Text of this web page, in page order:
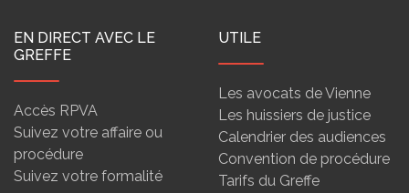
EN DIRECT AVEC LE
GREFFE
Accès RPVA
Suivez votre affaire ou
procédure
Suivez votre formalité
UTILE
Les avocats de Vienne
Les huissiers de justice
Calendrier des audiences
Convention de procédure
Tarifs du Greffe